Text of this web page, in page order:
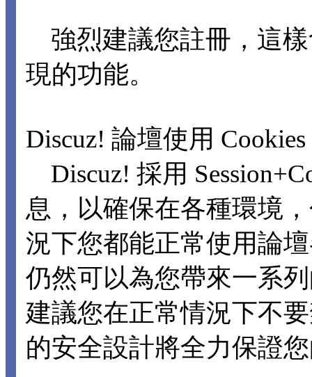
強烈建議您註冊，這
現的功能。
Discuz! 論壇使用
Discuz! 採用
息，以確保在各種環境
況下您都能正常使用論
仍然可以為您帶來一系
建議您在正常情況下不
的安全設計將全力保證